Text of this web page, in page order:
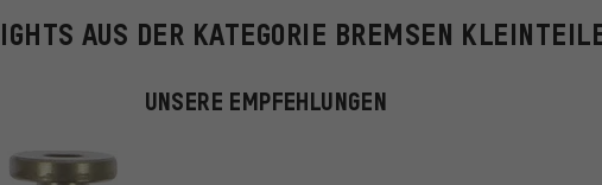
AUS DER KATEGORIE BREMSEN
UNSERE EMPFEHLUNGEN